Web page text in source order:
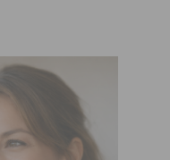
Executivo da CIM,
autarquia de
entre
necessária
reais no